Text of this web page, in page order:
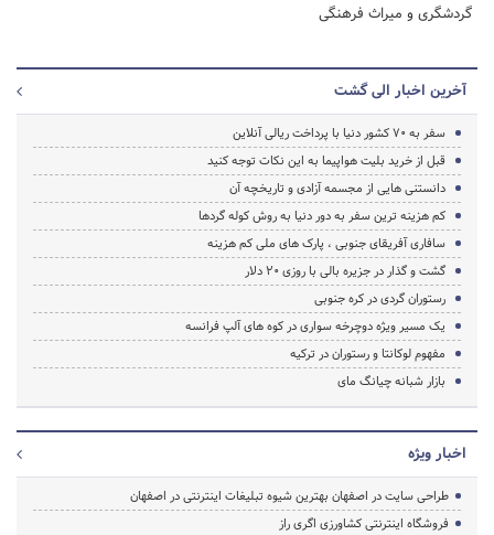
گردشگری و میراث فرهنگی
آخرین اخبار الی گشت
سفر به 70 کشور دنیا با پرداخت ریالی آنلاین
قبل از خرید بلیت هواپیما به این نکات توجه کنید
دانستنی هایی از مجسمه آزادی و تاریخچه آن
کم هزینه ترین سفر به دور دنیا به روش کوله گردها
سافاری آفریقای جنوبی ، پارک های ملی کم هزینه
گشت و گذار در جزیره بالی با روزی ۲۰ دلار
رستوران گردی در کره جنوبی
یک مسیر ویژه دوچرخه ‌سواری در کوه ‌های آلپ فرانسه
مفهوم لوکانتا و رستوران در ترکیه
بازار شبانه چیانگ مای
اخبار ویژه
طراحی سایت در اصفهان بهترین شیوه تبلیغات اینترنتی در اصفهان
فروشگاه اینترنتی کشاورزی اگری راز